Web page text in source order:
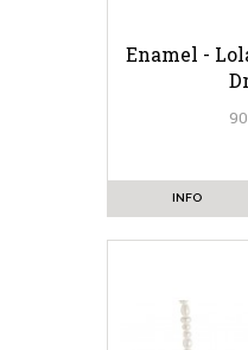
Enamel -
INFO